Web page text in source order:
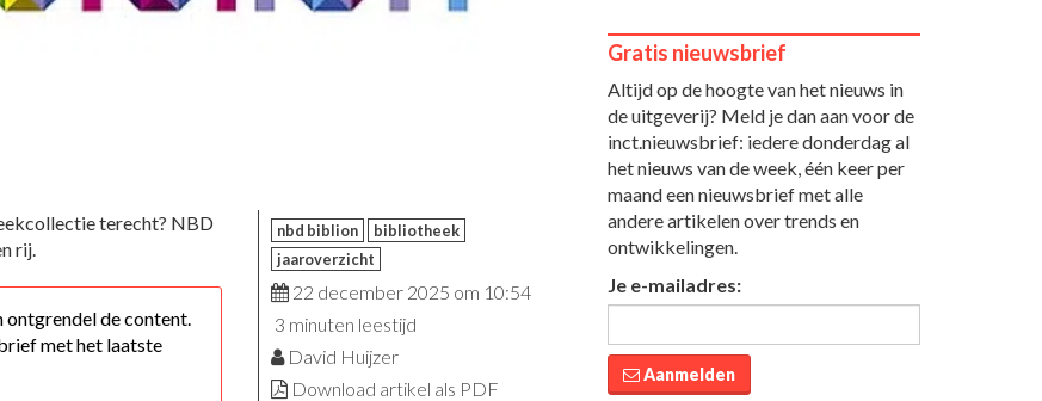
terecht? NBD
rij.
ontgrendel de content.
met het laatste
nbd biblion
bibliotheek
jaaroverzicht
22 december 2025 om 10:54
3 minuten leestijd
David Huijzer
Download artikel als PDF
Gratis nieuwsbrief
Altijd op de hoogte van het nieuws in
de uitgeverij? Meld je dan aan voor de
inct.nieuwsbrief: iedere donderdag al
het nieuws van de week, één keer per
maand een nieuwsbrief met alle
andere artikelen over trends en
ontwikkelingen.
Je e-mailadres:
Aanmelden